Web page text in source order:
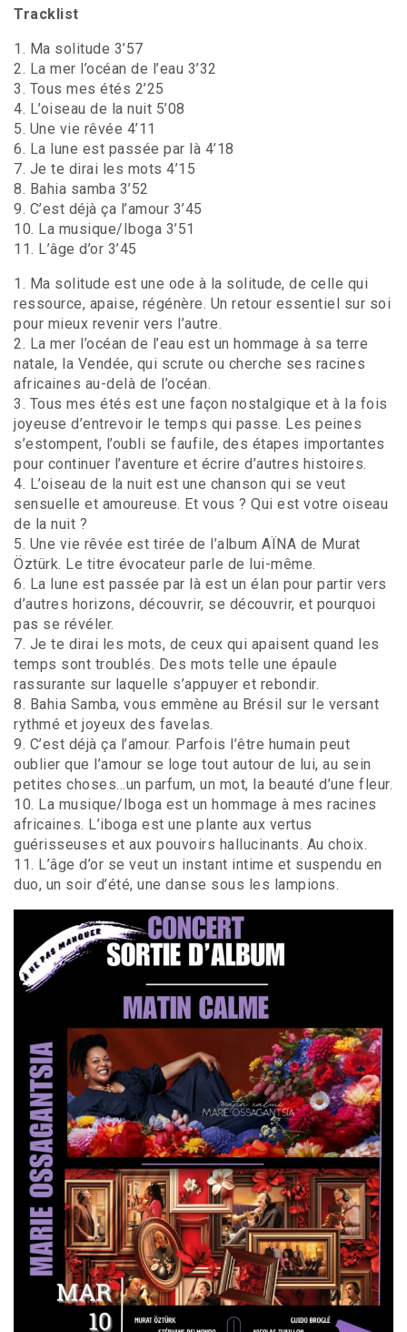
Tracklist
1. Ma solitude 3’57
2. La mer l’océan de l’eau 3’32
3. Tous mes étés 2’25
4. L’oiseau de la nuit 5’08
5. Une vie rêvée 4’11
6. La lune est passée par là 4’18
7. Je te dirai les mots 4’15
8. Bahia samba 3’52
9. C’est déjà ça l’amour 3’45
10. La musique/Iboga 3’51
11. L’âge d’or 3’45
1. Ma solitude est une ode à la solitude, de celle qui
ressource, apaise, régénère. Un retour essentiel sur soi
pour mieux revenir vers l’autre.
2. La mer l’océan de l’eau est un hommage à sa terre
natale, la Vendée, qui scrute ou cherche ses racines
africaines au-delà de l’océan.
3. Tous mes étés est une façon nostalgique et à la fois
joyeuse d’entrevoir le temps qui passe. Les peines
s’estompent, l’oubli se faufile, des étapes importantes
pour continuer l’aventure et écrire d’autres histoires.
4. L’oiseau de la nuit est une chanson qui se veut
sensuelle et amoureuse. Et vous ? Qui est votre oiseau
de la nuit ?
5. Une vie rêvée est tirée de l’album AÏNA de Murat
Öztürk. Le titre évocateur parle de lui-même.
6. La lune est passée par là est un élan pour partir vers
d’autres horizons, découvrir, se découvrir, et pourquoi
pas se révéler.
7. Je te dirai les mots, de ceux qui apaisent quand les
temps sont troublés. Des mots telle une épaule
rassurante sur laquelle s’appuyer et rebondir.
8. Bahia Samba, vous emmène au Brésil sur le versant
rythmé et joyeux des favelas.
9. C’est déjà ça l’amour. Parfois l’être humain peut
oublier que l’amour se loge tout autour de lui, au sein
petites choses…un parfum, un mot, la beauté d’une fleur.
10. La musique/Iboga est un hommage à mes racines
africaines. L’iboga est une plante aux vertus
guérisseuses et aux pouvoirs hallucinants. Au choix.
11. L’âge d’or se veut un instant intime et suspendu en
duo, un soir d’été, une danse sous les lampions.